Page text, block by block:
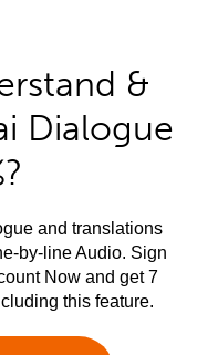
&
Dialogue
and translations
by-line Audio. Sign
Now and get 7
this feature.